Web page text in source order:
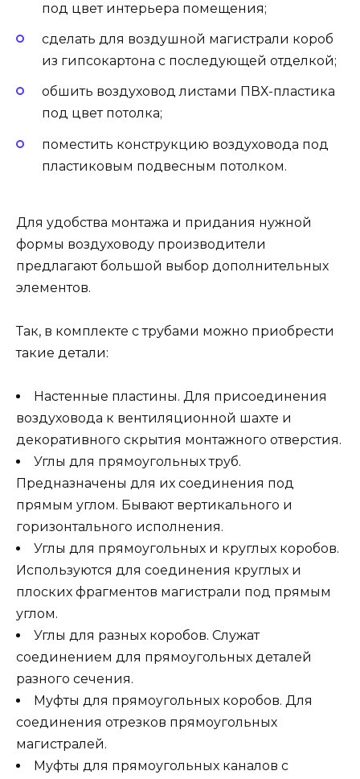
под цвет интерьера помещения;
сделать для воздушной магистрали короб
из гипсокартона с последующей отделкой;
обшить воздуховод листами ПВХ-пластика
под цвет потолка;
поместить конструкцию воздуховода под
пластиковым подвесным потолком.
Для удобства монтажа и придания нужной
формы воздуховоду производители
предлагают большой выбор дополнительных
элементов.
Так, в комплекте с трубами можно приобрести
такие детали:
Настенные пластины. Для присоединения
воздуховода к вентиляционной шахте и
декоративного скрытия монтажного отверстия.
Углы для прямоугольных труб.
Предназначены для их соединения под
прямым углом. Бывают вертикального и
горизонтального исполнения.
Углы для прямоугольных и круглых коробов.
Используются для соединения круглых и
плоских фрагментов магистрали под прямым
углом.
Углы для разных коробов. Служат
соединением для прямоугольных деталей
разного сечения.
Муфты для прямоугольных коробов. Для
соединения отрезков прямоугольных
магистралей.
Муфты для прямоугольных каналов с